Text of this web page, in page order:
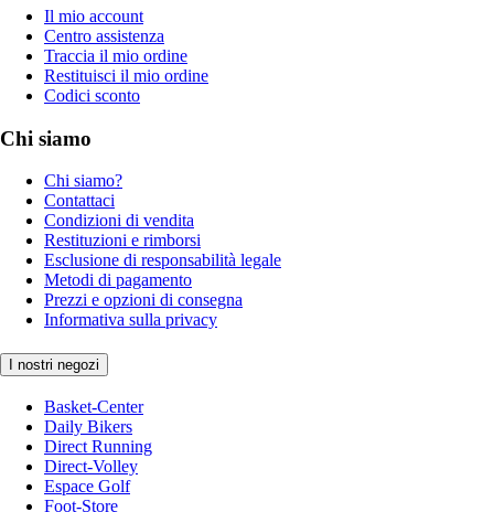
Il mio account
Centro assistenza
Traccia il mio ordine
Restituisci il mio ordine
Codici sconto
Chi siamo
Chi siamo?
Contattaci
Condizioni di vendita
Restituzioni e rimborsi
Esclusione di responsabilità legale
Metodi di pagamento
Prezzi e opzioni di consegna
Informativa sulla privacy
I nostri negozi
Basket-Center
Daily Bikers
Direct Running
Direct-Volley
Espace Golf
Foot-Store